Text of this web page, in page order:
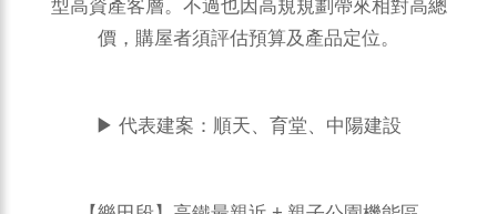
型高資產客層。不過也因高規規劃帶來相對高總
價，購屋者須評估預算及產品定位。
▶ 代表建案：順天、育堂、中陽建設